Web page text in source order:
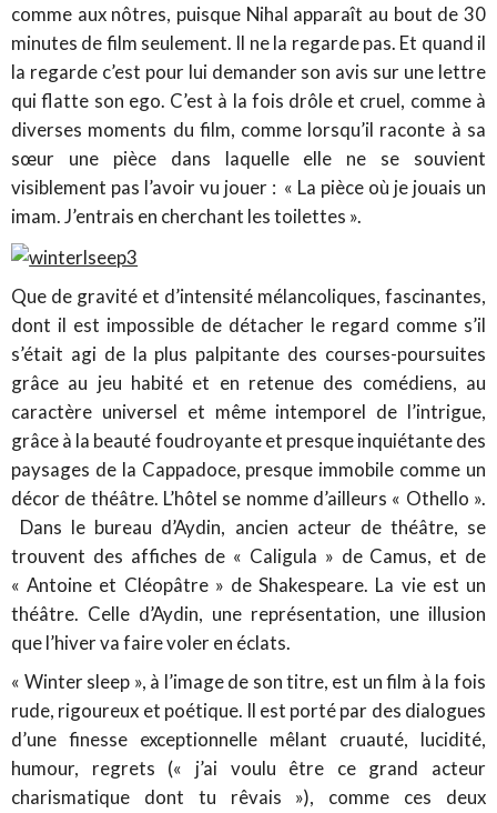
comme aux nôtres, puisque Nihal apparaît au bout de 30
minutes de film seulement. Il ne la regarde pas. Et quand il
la regarde c’est pour lui demander son avis sur une lettre
qui flatte son ego. C’est à la fois drôle et cruel, comme à
diverses moments du film, comme lorsqu’il raconte à sa
sœur une pièce dans laquelle elle ne se souvient
visiblement pas l’avoir vu jouer : « La pièce où je jouais un
imam. J’entrais en cherchant les toilettes ».
Que de gravité et d’intensité mélancoliques, fascinantes,
dont il est impossible de détacher le regard comme s’il
s’était agi de la plus palpitante des courses-poursuites
grâce au jeu habité et en retenue des comédiens, au
caractère universel et même intemporel de l’intrigue,
grâce à la beauté foudroyante et presque inquiétante des
paysages de la Cappadoce, presque immobile comme un
décor de théâtre. L’hôtel se nomme d’ailleurs « Othello ».
Dans le bureau d’Aydin, ancien acteur de théâtre, se
trouvent des affiches de « Caligula » de Camus, et de
« Antoine et Cléopâtre » de Shakespeare. La vie est un
théâtre. Celle d’Aydin, une représentation, une illusion
que l’hiver va faire voler en éclats.
« Winter sleep », à l’image de son titre, est un film à la fois
rude, rigoureux et poétique. Il est porté par des dialogues
d’une finesse exceptionnelle mêlant cruauté, lucidité,
humour, regrets (« j’ai voulu être ce grand acteur
charismatique dont tu rêvais »), comme ces deux